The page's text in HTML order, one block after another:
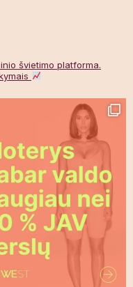
švietimo platforma.